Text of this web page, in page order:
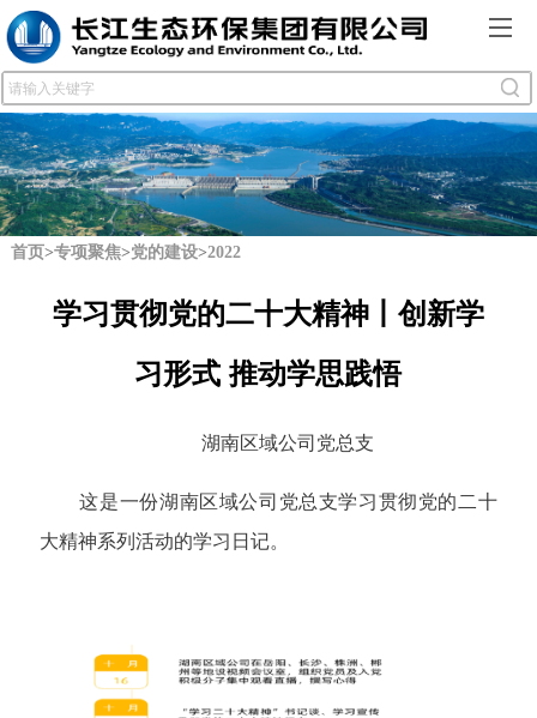
首页>专项聚焦>党的建设>2022
学习贯彻党的二十大精神丨创新学
习形式 推动学思践悟
湖南区域公司党总支
这是一份湖南区域公司党总支学习贯彻党的二十
大精神系列活动的学习日记。